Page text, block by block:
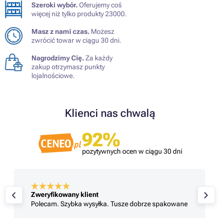
Szeroki wybór.Oferujemy coś
więcej niż tylko produkty 23000.
Masz z nami czas. Możesz
zwrócić towar w ciągu 30 dni.
Nagrodzimy Cię.Za każdy
zakup otrzymasz punkty
lojalnościowe.
Klienci nas chwalą
92%
pozytywnych ocen w ciągu 30 dni
Zweryfikowany klient
Polecam. Szybka wysyłka. Tusze dobrze spakowane